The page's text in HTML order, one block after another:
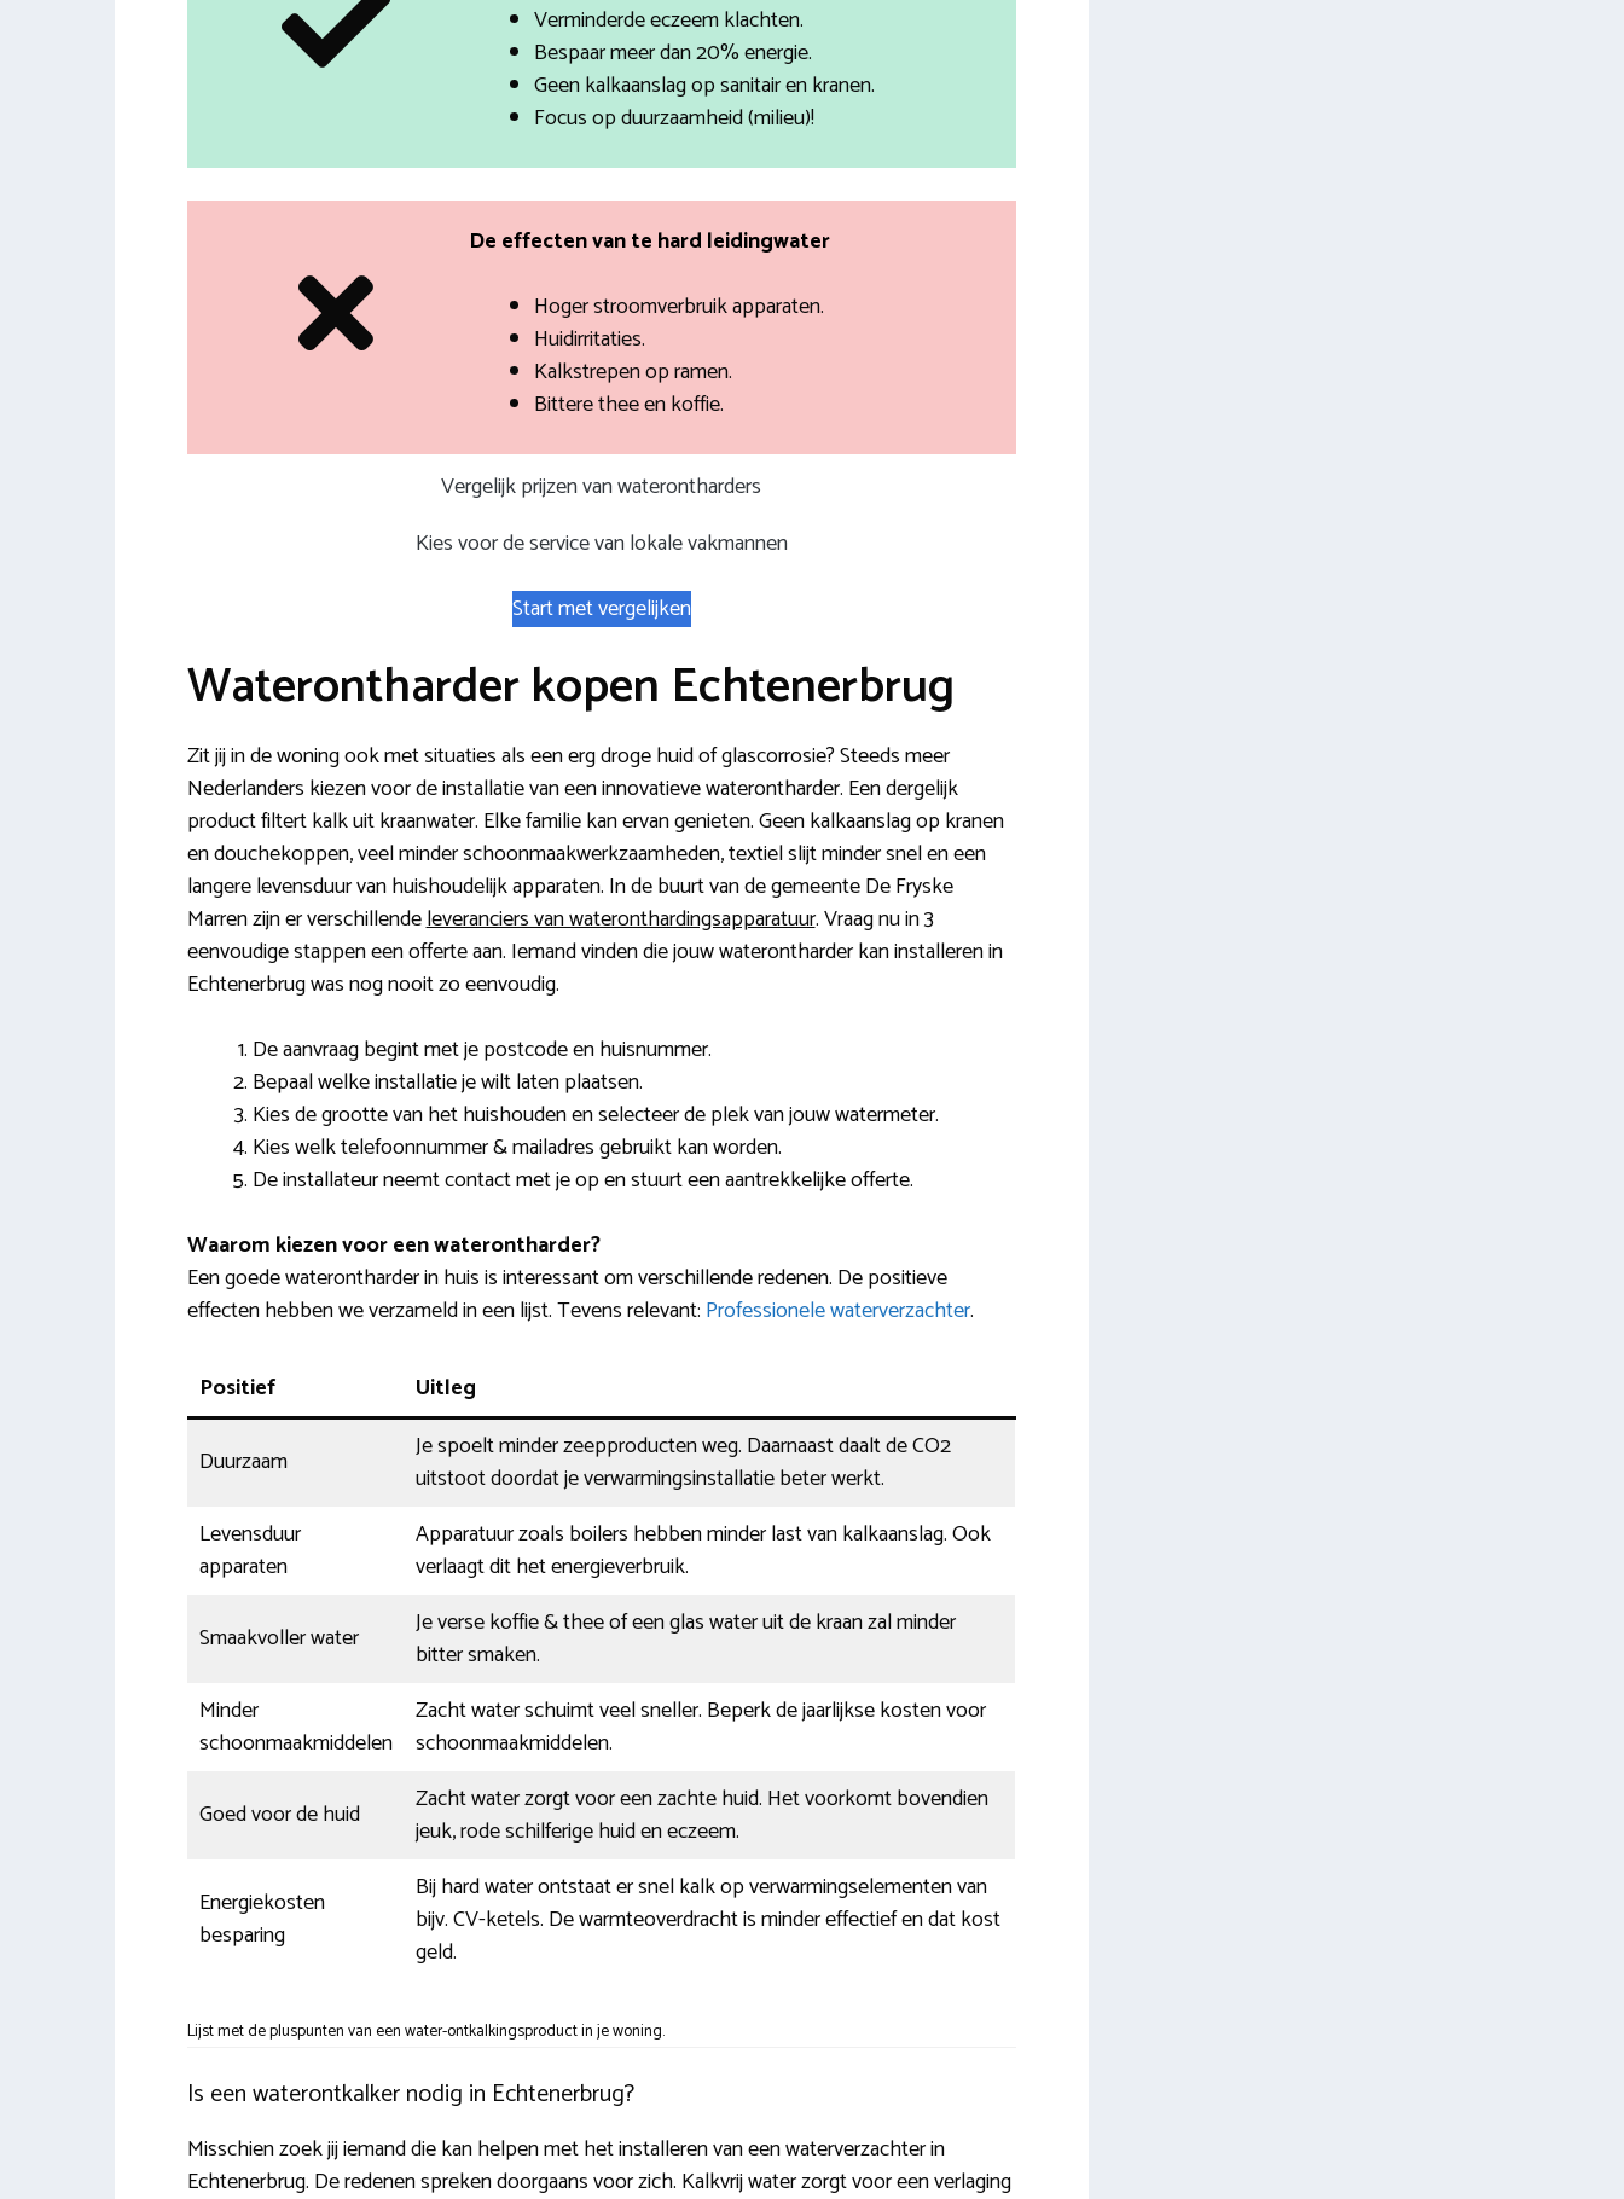
Verminderde eczeem klachten.
Bespaar meer dan 20% energie.
Geen kalkaanslag op sanitair en kranen.
Focus op duurzaamheid (milieu)!
De effecten van te hard leidingwater
Hoger stroomverbruik apparaten.
Huidirritaties.
Kalkstrepen op ramen.
Bittere thee en koffie.
Vergelijk prijzen van waterontharders
Kies voor de service van lokale vakmannen
Start met vergelijken
Waterontharder kopen Echtenerbrug
Zit jij in de woning ook met situaties als een erg droge huid of glascorrosie? Steeds meer
Nederlanders kiezen voor de installatie van een innovatieve waterontharder. Een dergelijk
product filtert kalk uit kraanwater. Elke familie kan ervan genieten. Geen kalkaanslag op kranen
en douchekoppen, veel minder schoonmaakwerkzaamheden, textiel slijt minder snel en een
langere levensduur van huishoudelijk apparaten. In de buurt van de gemeente De Fryske
Marren zijn er verschillendeleveranciers van wateronthardingsapparatuur. Vraag nu in 3
eenvoudige stappen een offerte aan. Iemand vinden die jouw waterontharder kan installeren in
Echtenerbrug was nog nooit zo eenvoudig.
De aanvraag begint met je postcode en huisnummer.
Bepaal welke installatie je wilt laten plaatsen.
Kies de grootte van het huishouden en selecteer de plek van jouw watermeter.
Kies welk telefoonnummer & mailadres gebruikt kan worden.
De installateur neemt contact met je op en stuurt een aantrekkelijke offerte.
Waarom kiezen voor een waterontharder?
Een goede waterontharder in huis is interessant om verschillende redenen. De positieve
effecten hebben we verzameld in een lijst. Tevens relevant: Professionele waterverzachter.
Positief Uitleg
Duurzaam
Je spoelt minder zeepproducten weg. Daarnaast daalt de CO2
uitstoot doordat je verwarmingsinstallatie beter werkt.
Levensduur
apparaten
Apparatuur zoals boilers hebben minder last van kalkaanslag. Ook
verlaagt dit het energieverbruik.
Smaakvoller water
Je verse koffie & thee of een glas water uit de kraan zal minder
bitter smaken.
Minder
schoonmaakmiddelen
Zacht water schuimt veel sneller. Beperk de jaarlijkse kosten voor
schoonmaakmiddelen.
Goed voor de huid
Zacht water zorgt voor een zachte huid. Het voorkomt bovendien
jeuk, rode schilferige huid en eczeem.
Energiekosten
besparing
Bij hard water ontstaat er snel kalk op verwarmingselementen van
bijv. CV-ketels. De warmteoverdracht is minder effectief en dat kost
geld.
Lijst met de pluspunten van een water-ontkalkingsproduct in je woning.
Is een waterontkalker nodig in Echtenerbrug?
Misschien zoek jij iemand die kan helpen met het installeren van een waterverzachter in
Echtenerbrug. De redenen spreken doorgaans voor zich. Kalkvrij water zorgt voor een verlaging